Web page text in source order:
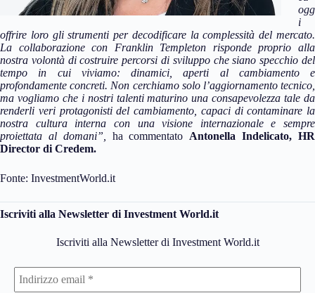
ogg
i
offrire loro gli strumenti per decodificare la complessità del mercato.
La collaborazione con Franklin Templeton risponde proprio alla
nostra volontà di costruire percorsi di sviluppo che siano specchio del
tempo in cui viviamo: dinamici, aperti al cambiamento e
profondamente concreti. Non cerchiamo solo l’aggiornamento tecnico,
ma vogliamo che i nostri talenti maturino una consapevolezza tale da
renderli veri protagonisti del cambiamento, capaci di contaminare la
nostra cultura interna con una visione internazionale e sempre
proiettata al domani”,
ha commentato Antonella Indelicato, HR
Director di Credem.
Fonte: InvestmentWorld.it
Iscriviti alla Newsletter di Investment World.it
Iscriviti alla Newsletter di Investment World.it